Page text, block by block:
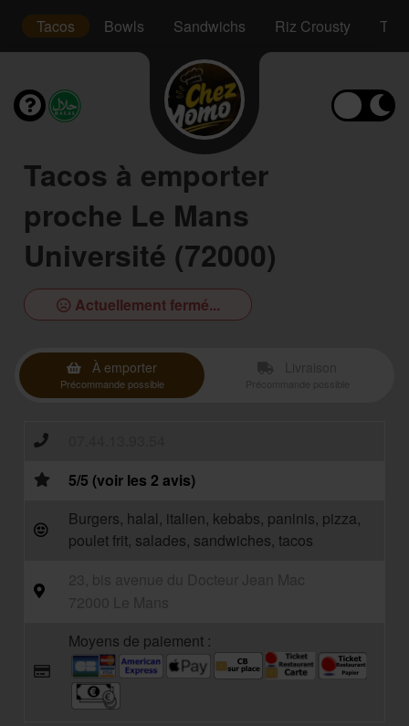
Tacos Bowls Sandwichs Riz Crousty Tex
Tacos à emporter
proche Le Mans
Université (72000)
Actuellement fermé...
À emporter
Précommande possible
5/5 (voir les 2 avis)
Burgers, halal, italien, kebabs, paninis, pizza,
poulet frit, salades, sandwiches, tacos
Moyens de paiement :